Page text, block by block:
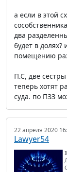
а если в этой
два
будет в
помещению
П.С, две
теперь хотят
суда. по ПЗЗ
22 апреля 2020
Lawyer54